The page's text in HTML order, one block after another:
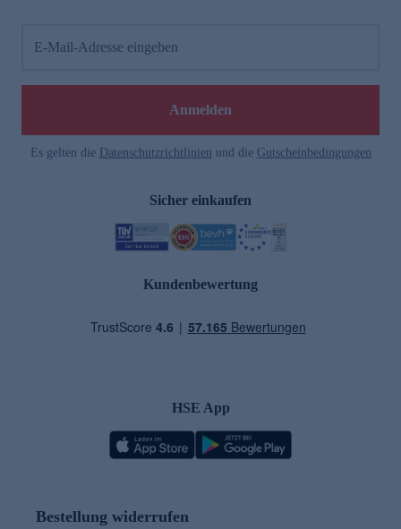
E-Mail-Adresse eingeben
Anmelden
Es gelten die Datenschutzrichtlinien und die Gutscheinbedingungen
Sicher einkaufen
Kundenbewertung
HSE App
Bestellung widerrufen